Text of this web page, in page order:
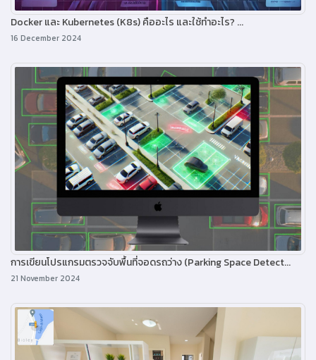
Docker และ Kubernetes (K8s) คืออะไร และใช้ทำอะไร? ...
16 December 2024
การเขียนโปรแกรมตรวจจับพื้นที่จอดรถว่าง (Parking Space Detect...
21 November 2024